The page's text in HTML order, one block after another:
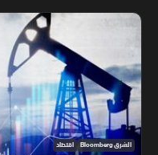
الشرق Bloomberg اقتصاد